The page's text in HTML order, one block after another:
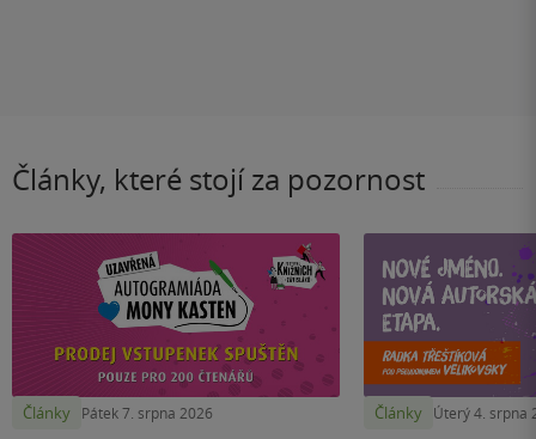
Články, které stojí za pozornost
Články Pátek 7. srpna 2026 Články Úterý 4. srpna